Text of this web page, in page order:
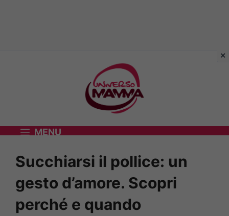
MENU
Succhiarsi il pollice: un
gesto d’amore. Scopri
perché e quando